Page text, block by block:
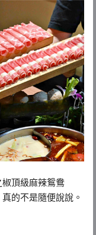
頂級麻辣鴛鴦
的不是隨便說說。